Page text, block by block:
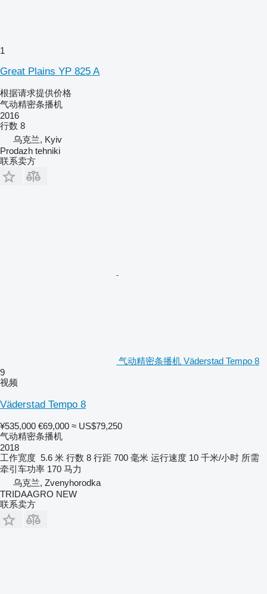
1
Great Plains YP 825 A
根据请求提供价格
气动精密条播机
2016
行数 8
乌克兰, Kyiv
Prodazh tehniki
联系卖方
气动精密条播机 Väderstad Tempo 8
9
视频
Väderstad Tempo 8
¥535,000 €69,000 ≈ US$79,250
气动精密条播机
2018
工作宽度 5.6 米 行数 8 行距 700 毫米 运行速度 10 千米/小时 所需
牵引车功率 170 马力
乌克兰, Zvenyhorodka
TRIDAAGRO NEW
联系卖方